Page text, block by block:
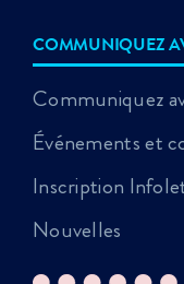
COMMUNIQUEZ
Communiquez
Événements et
Inscription
Nouvelles